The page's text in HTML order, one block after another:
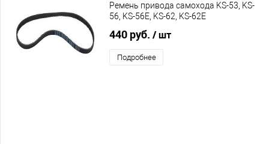
Ремень привода самохода KS-53, KS-
56, KS-56E, KS-62, KS-62E
440 руб. / шт
Подробнее